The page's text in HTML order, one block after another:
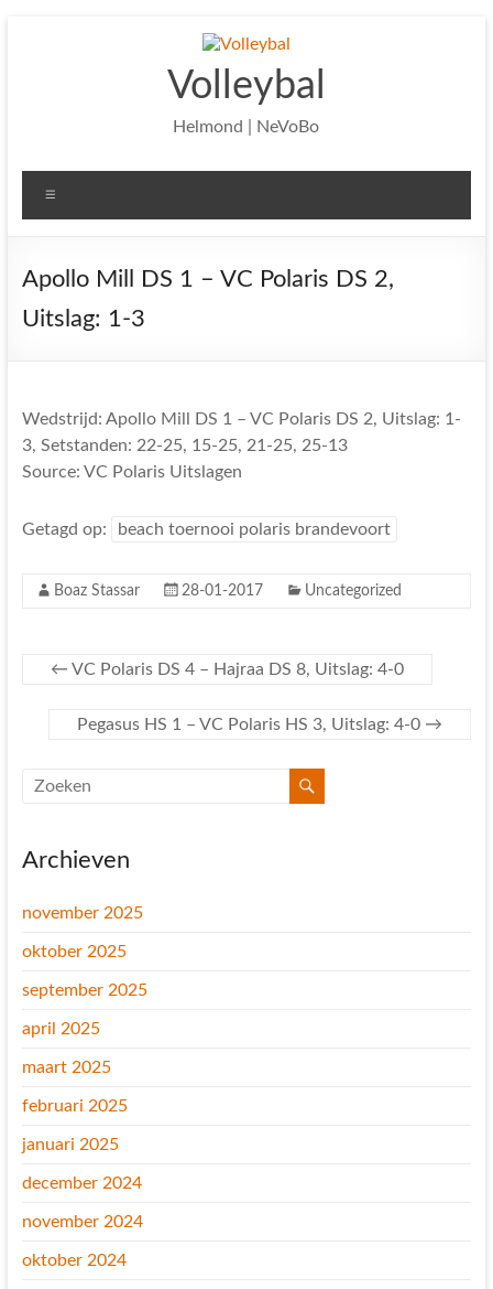
Volleybal
Helmond | NeVoBo
Apollo Mill DS 1 – VC Polaris DS 2,
Uitslag: 1-3
Wedstrijd: Apollo Mill DS 1 – VC Polaris DS 2, Uitslag: 1-
3, Setstanden: 22-25, 15-25, 21-25, 25-13
Source: VC Polaris Uitslagen
Getagd op: beach toernooi polaris brandevoort
Boaz Stassar 28-01-2017 Uncategorized
← VC Polaris DS 4 – Hajraa DS 8, Uitslag: 4-0
Pegasus HS 1 – VC Polaris HS 3, Uitslag: 4-0 →
Archieven
november 2025
oktober 2025
september 2025
april 2025
maart 2025
februari 2025
januari 2025
december 2024
november 2024
oktober 2024